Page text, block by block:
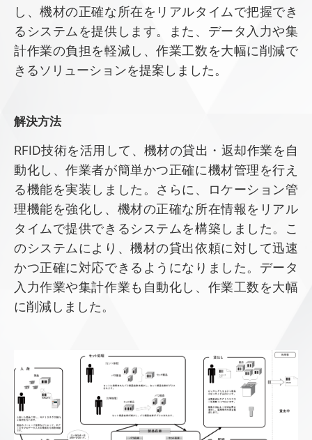
し、機材の正確な所在をリアルタイムで把握でき
るシステムを提供します。また、データ入力や集
計作業の負担を軽減し、作業工数を大幅に削減で
きるソリューションを提案しました。
解決⽅法
RFID技術を活用して、機材の貸出・返却作業を自
動化し、作業者が簡単かつ正確に機材管理を行え
る機能を実装しました。さらに、ロケーション管
理機能を強化し、機材の正確な所在情報をリアル
タイムで提供できるシステムを構築しました。こ
のシステムにより、機材の貸出依頼に対して迅速
かつ正確に対応できるようになりました。データ
入力作業や集計作業も自動化し、作業工数を大幅
に削減しました。